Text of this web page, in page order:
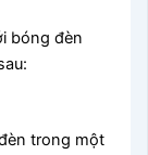
bóng đèn
trong một